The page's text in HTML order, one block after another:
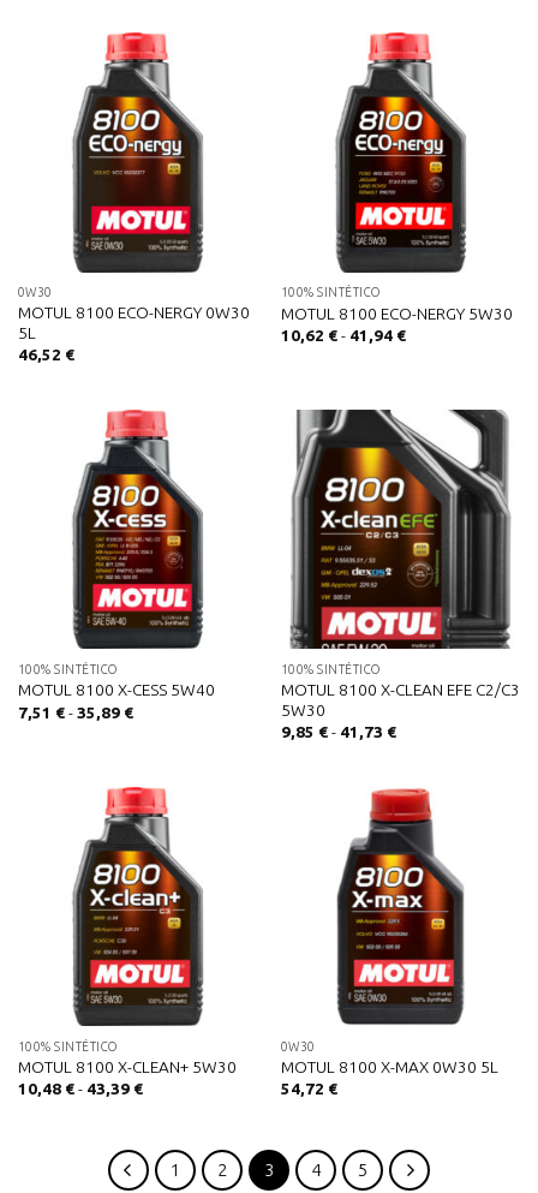
11,75 €
hasta
50,07 €
10,10 €
hasta
54,41 €
0W30
MOTUL 8100 ECO-NERGY 0W30
5L
46,52 €
100% SINTÉTICO
MOTUL 8100 ECO-NERGY 5W30
10,62 € - 41,94 €Rango
41,94 €
100% SINTÉTICO
MOTUL 8100 X-CESS 5W40
7,51 € - 35,89 €Rango
hasta
35,89 €
100% SINTÉTICO
MOTUL 8100 X-CLEAN EFE C2/C3
5W30
9,85 € - 41,73 €Rango
9,85 €
hasta
41,73 €
100% SINTÉTICO
MOTUL 8100 X-CLEAN+ 5W30
10,48 € - 43,39 €Rango
10,48 €
hasta
43,39 €
0W30
MOTUL 8100 X-MAX 0W30 5L
54,72 €
1 2 3 4 5